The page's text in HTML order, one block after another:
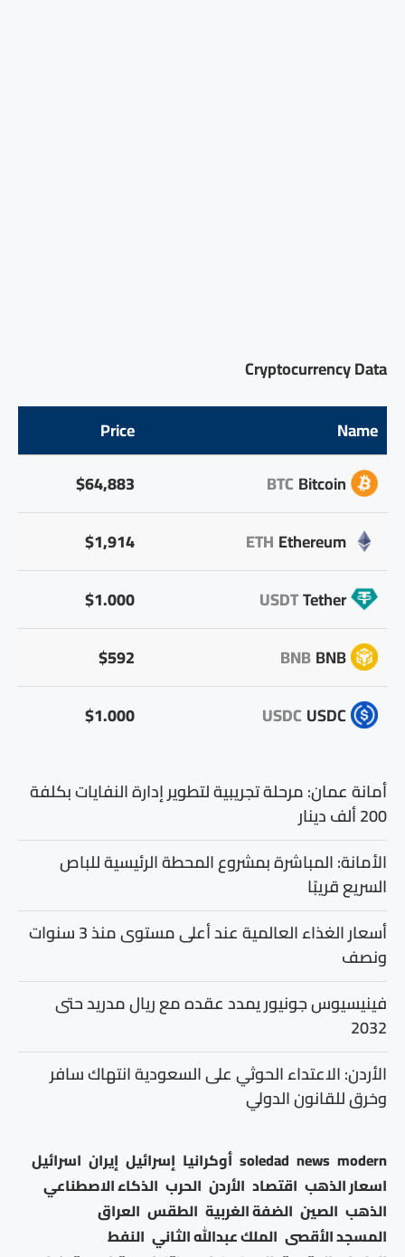
Cryptocurrency Data
Name
Price
Bitcoin
BTC
$64,883
Ethereum
ETH
$1,914
Tether
USDT
$1.000
BNB
BNB
$592
USDC
USDC
$1.000
أمانة عمان: مرحلة تجريبية لتطوير إدارة النفايات بكلفة
200 ألف دينار
الأمانة: المباشرة بمشروع المحطة الرئيسية للباص
السريع قريبًا
أسعار الغذاء العالمية عند أعلى مستوى منذ 3 سنوات
ونصف
فينيسيوس جونيور يمدد عقده مع ريال مدريد حتى
2032
الأردن: الاعتداء الحوثي على السعودية انتهاك سافر
وخرق للقانون الدولي
modern
news
soledad أوكرانيا إسرائيل إيران اسرائيل
اسعار الذهب اقتصاد الأردن الحرب الذكاء الاصطناعي
الذهب الصين الضفة الغربية الطقس العراق
المسجد الأقصى الملك عبدالله الثاني النفط